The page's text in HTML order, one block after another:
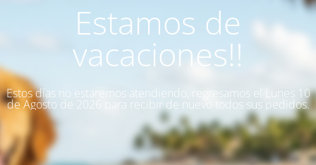
Estamos de
vacaciones!!
Estos días no estaremos atendiendo, regresamos el Lunes 10
de Agosto de 2026 para recibir de nuevo todos sus pedidos.